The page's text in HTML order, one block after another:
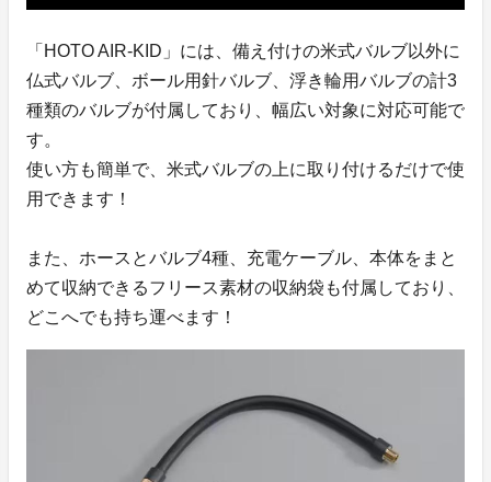
「HOTO AIR-KID」には、備え付けの米式バルブ以外に
仏式バルブ、ボール用針バルブ、浮き輪用バルブの計3
種類のバルブが付属しており、幅広い対象に対応可能で
す。
使い方も簡単で、米式バルブの上に取り付けるだけで使
用できます！
また、ホースとバルブ4種、充電ケーブル、本体をまと
めて収納できるフリース素材の収納袋も付属しており、
どこへでも持ち運べます！